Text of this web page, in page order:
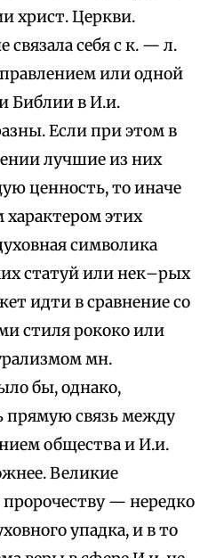
христ. Церкви.
связала себя с к. — л.
или одной
Библии в И.и.
Если при этом в
лучшие из них
ценность, то иначе
характером этих
символика
статуй или нек–рых
идти в сравнение со
стиля рококо или
мн.
бы, однако,
прямую связь между
общества и И.и.
Великие
— нередко
упадка, и в то